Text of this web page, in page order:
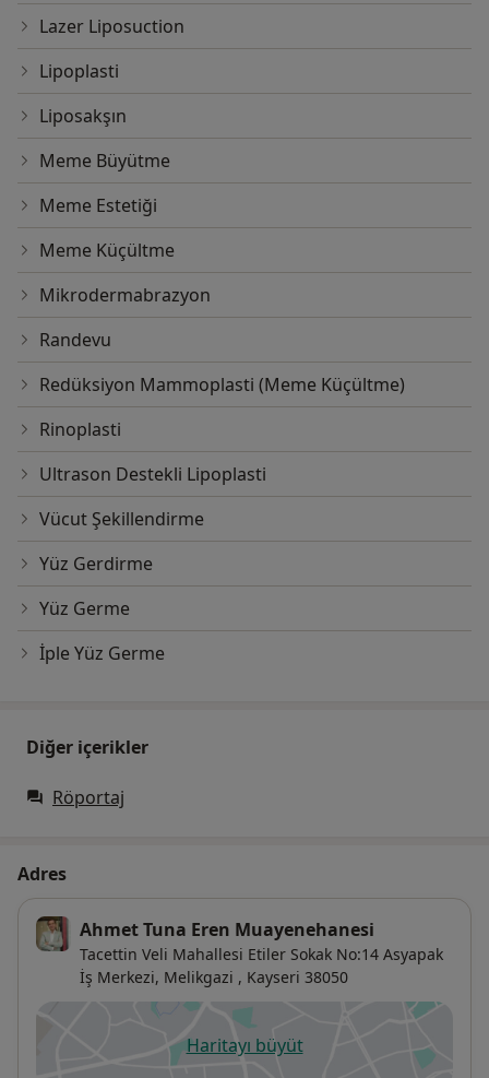
Lazer Liposuction
Lipoplasti
Liposakşın
Meme Büyütme
Meme Estetiği
Meme Küçültme
Mikrodermabrazyon
Randevu
Redüksiyon Mammoplasti (Meme Küçültme)
Rinoplasti
Ultrason Destekli Lipoplasti
Vücut Şekillendirme
Yüz Gerdirme
Yüz Germe
İple Yüz Germe
Diğer içerikler
Röportaj
Adres
Ahmet Tuna Eren Muayenehanesi
Tacettin Veli Mahallesi Etiler Sokak No:14 Asyapak
İş Merkezi, Melikgazi , Kayseri 38050
Haritayı büyütyeni bir sekmede açılır